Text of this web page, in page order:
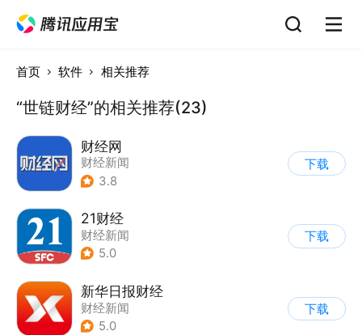
首页 软件 相关推荐
“世链财经”的相关推荐(23)
财经网
财经新闻
3.8
下载
21财经
财经新闻
5.0
下载
新华日报财经
财经新闻
5.0
下载